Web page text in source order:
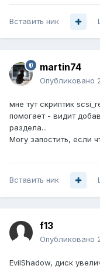
Вставить ник
martin74
Опубликовано
мне тут скриптик
помогает - видит
раздела...
Могу запостить, если
Вставить ник
f13
Опубликовано
EvilShadow, диск